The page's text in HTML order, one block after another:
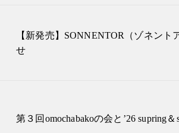
【新発売】SONNENTOR（ゾネン
せ
第３回omochabakoの会と’26 supring